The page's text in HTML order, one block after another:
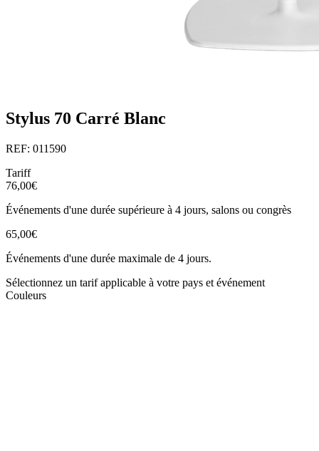
Stylus 70 Carré Blanc
REF: 011590
Tariff
76,00€
Événements d'une durée supérieure à 4 jours, salons ou congrès
65,00€
Événements d'une durée maximale de 4 jours.
Sélectionnez un tarif applicable à votre pays et événement
Couleurs